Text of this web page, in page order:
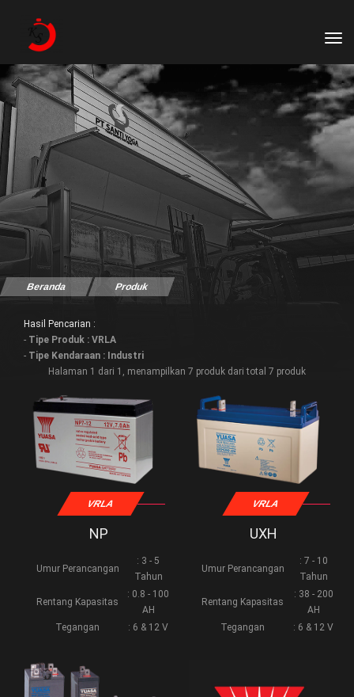
Beranda Produk
Hasil Pencarian :
- Tipe Produk : VRLA
- Tipe Kendaraan : Industri
Halaman 1 dari 1, menampilkan 7 produk dari total 7 produk
VRLA
NP
Umur Perancangan
: 3 - 5
Tahun
Rentang Kapasitas
: 0.8 - 100
AH
Tegangan
: 6 & 12 V
VRLA
UXH
Umur Perancangan
: 7 - 10
Tahun
Rentang Kapasitas
: 38 - 200
AH
Tegangan
: 6 & 12 V